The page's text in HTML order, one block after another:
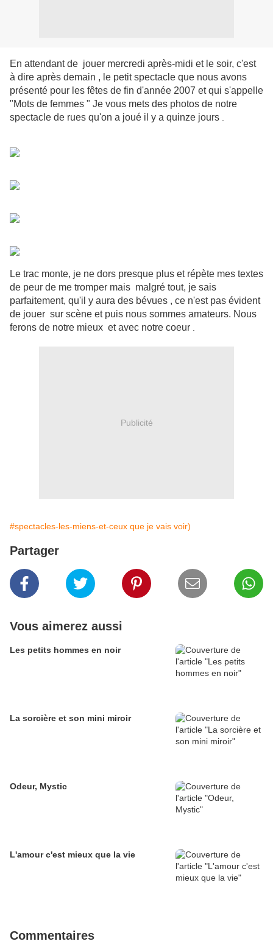
En attendant de jouer mercredi après-midi et le soir, c'est
à dire après demain , le petit spectacle que nous avons
présenté pour les fêtes de fin d'année 2007 et qui s'appelle
"Mots de femmes " Je vous mets des photos de notre
spectacle de rues qu'on a joué il y a quinze jours
Le trac monte, je ne dors presque plus et répète mes textes
de peur de me tromper mais malgré tout, je sais
parfaitement, qu'il y aura des bévues , ce n'est pas évident
de jouer sur scène et puis nous sommes amateurs. Nous
ferons de notre mieux et avec notre coeur
Publicité
#spectacles-les-miens-et-ceux que je vais voir)
Partager
Vous aimerez aussi
Les petits hommes en noir
La sorcière et son mini miroir
Odeur, Mystic
L'amour c'est mieux que la vie
Commentaires